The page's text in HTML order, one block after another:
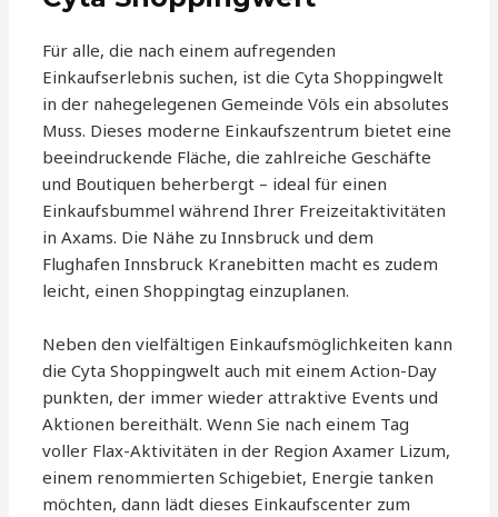
Für alle, die nach einem aufregenden
Einkaufserlebnis suchen, ist die Cyta Shoppingwelt
in der nahegelegenen Gemeinde Völs ein absolutes
Muss. Dieses moderne Einkaufszentrum bietet eine
beeindruckende Fläche, die zahlreiche Geschäfte
und Boutiquen beherbergt – ideal für einen
Einkaufsbummel während Ihrer Freizeitaktivitäten
in Axams. Die Nähe zu Innsbruck und dem
Flughafen Innsbruck Kranebitten macht es zudem
leicht, einen Shoppingtag einzuplanen.
Neben den vielfältigen Einkaufsmöglichkeiten kann
die Cyta Shoppingwelt auch mit einem Action-Day
punkten, der immer wieder attraktive Events und
Aktionen bereithält. Wenn Sie nach einem Tag
voller Flax-Aktivitäten in der Region Axamer Lizum,
einem renommierten Schigebiet, Energie tanken
möchten, dann lädt dieses Einkaufscenter zum